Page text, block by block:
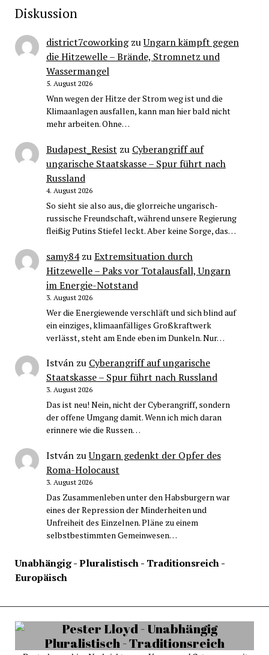
Diskussion
district7coworkingzuUngarn kämpft gegen
die Hitzewelle – Brände, Stromnetz und
Wassermangel
5. August 2026
Wnn wegen der Hitze der Strom weg ist und die
Klimaanlagen ausfallen, kann man hier bald nicht
mehr arbeiten. Ohne…
Budapest_Resist zu Cyberangriff auf
ungarische Staatskasse – Spur führt nach
Russland
4. August 2026
So sieht sie also aus, die glorreiche ungarisch-
russische Freundschaft, während unsere Regierung
fleißig Putins Stiefel leckt. Aber keine Sorge, das…
samy84zuExtremsituation durch
Hitzewelle – Paks vor Totalausfall, Ungarn
im Energie-Notstand
3. August 2026
Wer die Energiewende verschläft und sich blind auf
ein einziges, klimaanfälliges Großkraftwerk
verlässt, steht am Ende eben im Dunkeln. Nur…
Istvánzu Cyberangriff auf ungarische
Staatskasse – Spur führt nach Russland
3. August 2026
Das ist neu! Nein, nicht der Cyberangriff, sondern
der offene Umgang damit. Wenn ich mich daran
erinnere wie die Russen…
IstvánzuUngarn gedenkt der Opfer des
Roma-Holocaust
3. August 2026
Das Zusammenleben unter den Habsburgern war
eines der Repression der Minderheiten und
Unfreiheit des Einzelnen. Pläne zu einem
selbstbestimmten Gemeinwesen…
Unabhängig - Pluralistisch - Traditionsreich -
Europäisch